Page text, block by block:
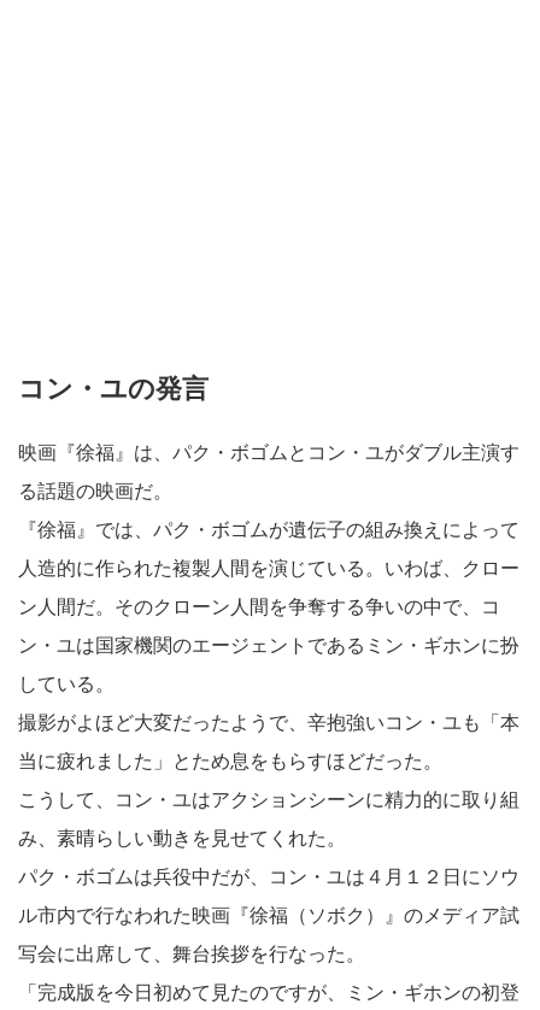
コン・ユの発言
映画『徐福』は、パク・ボゴムとコン・ユがダブル主演す
る話題の映画だ。
『徐福』では、パク・ボゴムが遺伝子の組み換えによって
人造的に作られた複製人間を演じている。いわば、クロー
ン人間だ。そのクローン人間を争奪する争いの中で、コ
ン・ユは国家機関のエージェントであるミン・ギホンに扮
している。
撮影がよほど大変だったようで、辛抱強いコン・ユも「本
当に疲れました」とため息をもらすほどだった。
こうして、コン・ユはアクションシーンに精力的に取り組
み、素晴らしい動きを見せてくれた。
パク・ボゴムは兵役中だが、コン・ユは４月１２日にソウ
ル市内で行なわれた映画『徐福（ソボク）』のメディア試
写会に出席して、舞台挨拶を行なった。
「完成版を今日初めて見たのですが、ミン・ギホンの初登